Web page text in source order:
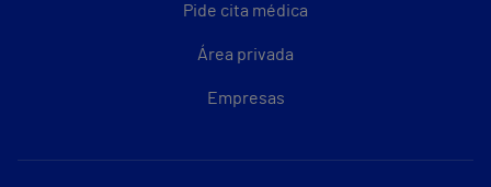
Pide cita médica
Área privada
Empresas